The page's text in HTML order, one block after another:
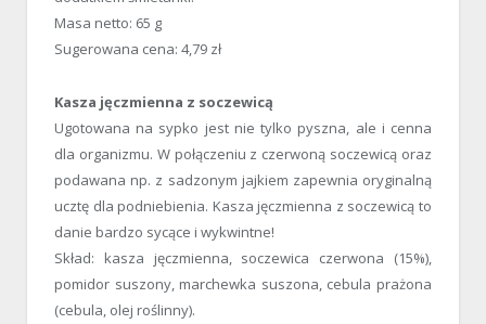
Masa netto: 65 g
Sugerowana cena: 4,79 zł
Kasza jęczmienna z soczewicą
Ugotowana na sypko jest nie tylko pyszna, ale i cenna
dla organizmu. W połączeniu z czerwoną soczewicą oraz
podawana np. z sadzonym jajkiem zapewnia oryginalną
ucztę dla podniebienia. Kasza jęczmienna z soczewicą to
danie bardzo sycące i wykwintne!
Skład: kasza jęczmienna, soczewica czerwona (15%),
pomidor suszony, marchewka suszona, cebula prażona
(cebula, olej roślinny).